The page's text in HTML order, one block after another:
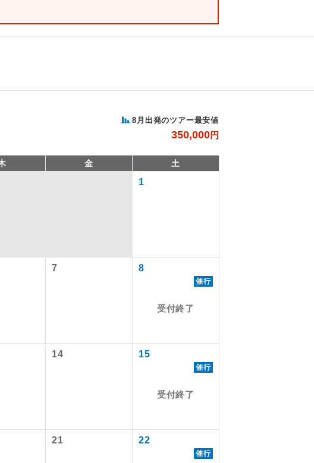
8月出発のツアー最安値
350,000円
金 土
1
7 8
催行
受付終了
14 15
催行
受付終了
21 22
催行
駅）まで同行しま